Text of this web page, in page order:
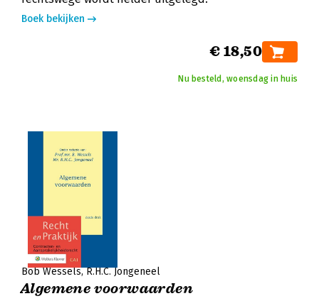
Boek bekijken
€ 18,50
Nu besteld, woensdag in huis
Bob Wessels R.H.C. Jongeneel
Algemene voorwaarden